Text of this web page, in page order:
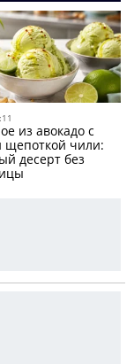
из авокадо с
щепоткой чили:
десерт без